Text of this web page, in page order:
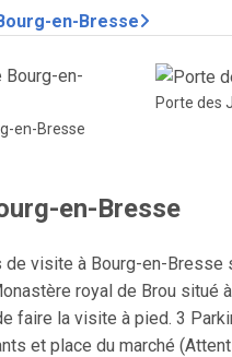
en-Bresse
en-Bresse
Porte des
en-Bresse
de visite à Bourg-en-Bresse
royal de Brou situé
faire la visite à pied. 3
et place du marché